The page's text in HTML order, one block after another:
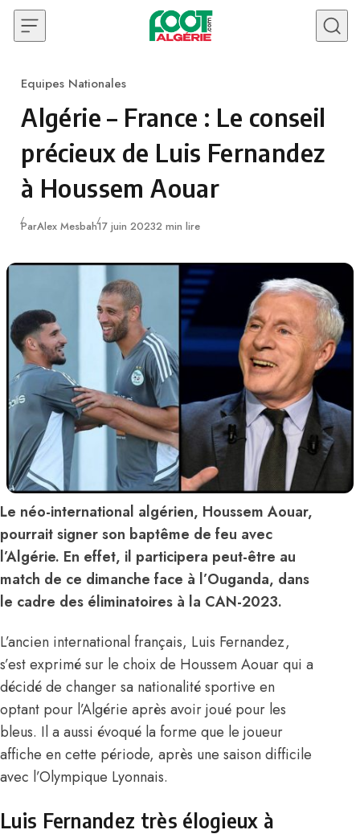
Skip to content
Category
Equipes Nationales
Algérie – France : Le conseil
précieux de Luis Fernandez
à Houssem Aouar
ParAlex MesbahPublié
17 juin 20232 min lire
Le néo-international algérien, Houssem Aouar,
pourrait signer son baptême de feu avec
l’Algérie. En effet, il participera peut-être au
match de ce dimanche face à l’Ouganda, dans
le cadre des éliminatoires à la CAN-2023.
L’ancien international français, Luis Fernandez,
s’est exprimé sur le choix de Houssem Aouar qui a
décidé de changer sa nationalité sportive en
optant pour l’Algérie après avoir joué pour les
bleus. Il a aussi évoqué la forme que le joueur
affiche en cette période, après une saison difficile
avec l’Olympique Lyonnais.
Luis Fernandez très élogieux à